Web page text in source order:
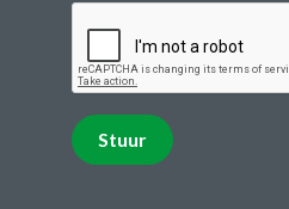
Stuur